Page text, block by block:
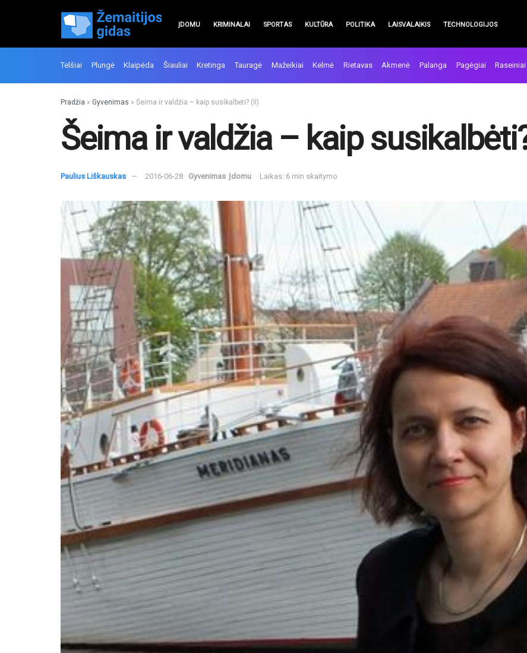
ĮDOMU KRIMINALAI SPORTAS KULTŪRA POLITIKA LAISVALAIKIS TECHNOLOGIJOS
Telšiai Plungė Klaipėda Šiauliai Kretinga Tauragė Mažeikiai Kelmė Rietavas Akmenė Palanga Pagėgiai Raseiniai
Pradžia » Gyvenimas » Šeima ir valdžia – kaip susikalbėti? (II)
Šeima ir valdžia – kaip
Paulius Liškauskas 2016-06-28 Gyvenimas Įdomu Laikas: 6 min skaitymo